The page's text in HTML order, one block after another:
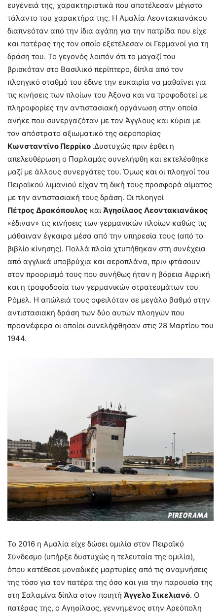
ευγένειά της, χαρακτηριστικά που αποτέλεσαν μέγιστο
τάλαντο του χαρακτήρα της. Η Αμαλία Λεοντακιανάκου
διαπνεόταν από την ίδια αγάπη για την πατρίδα που είχε
και πατέρας της τον οποίο εξετέλεσαν οι Γερμανοί για τη
δράση του. Το γεγονός λοιπόν ότι το μαγαζί του
βρισκόταν στο Βασιλικό περίπτερο, δίπλα από τον
πλοηγικό σταθμό του έδινε την ευκαιρία να μαθαίνει για
τις κινήσεις των πλοίων του Άξονα και να τροφοδοτεί με
πληροφορίες την αντιστασιακή οργάνωση στην οποία
ανήκε που συνεργαζόταν με τον Άγγλους και κύρια με
τον απόστρατο αξιωματικό της αεροπορίας
Κωνσταντίνο Περρίκο .Δυστυχώς πριν έρθει η
απελευθέρωση ο Παρλαμάς συνελήφθη και εκτελέσθηκε
μαζί με άλλους συνεργάτες του. Όμως και οι πλοηγοί του
Πειραϊκού λιμανιού είχαν τη δική τους προσφορά αίματος
με την αντιστασιακή τους δράση. Οι πλοηγοί
Πέτρος Δρακόπουλος και Άγησίλαος Λεοντακιανάκος
«έδιναν» τις κινήσεις των γερμανικών πλοίων καθώς τις
μάθαιναν έγκαιρα μέσα από την υπηρεσία τους (από το
βιβλίο κίνησης). Πολλά πλοία χτυπήθηκαν στη συνέχεια
από αγγλικά υποβρύχια και αεροπλάνα, πριν φτάσουν
στον προορισμό τους που συνήθως ήταν η βόρεια Αφρική
και η τροφοδοσία των γερμανικών στρατευμάτων του
Ρόμελ. Η απώλειά τους οφειλόταν σε μεγάλο βαθμό στην
αντιστασιακή δράση των δύο αυτών πλοηγών που
προανέφερα οι οποίοι συνελήφθησαν στις 28 Μαρτίου του
1944.
Το 2016 η Αμαλία είχε δώσει ομιλία στον Πειραϊκό
Σύνδεσμο (υπήρξε δυστυχώς η τελευταία της ομιλία),
όπου κατέθεσε μοναδικές μαρτυρίες από τις αναμνήσεις
της τόσο για τον πατέρα της όσο και για την παρουσία της
στη Σαλαμίνα δίπλα στον ποιητή Άγγελο Σικελιανό. Ο
πατέρας της, ο Αγησίλαος, γεννημένος στην Αρεόπολη